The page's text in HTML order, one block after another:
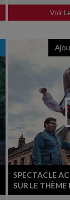
Voir
SPECTACLE
SUR LE THÈME